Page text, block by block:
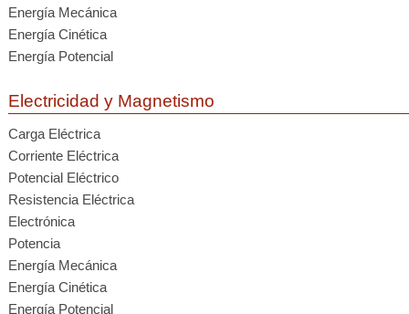
Energía Mecánica
Energía Cinética
Energía Potencial
Electricidad y Magnetismo
Carga Eléctrica
Corriente Eléctrica
Potencial Eléctrico
Resistencia Eléctrica
Electrónica
Potencia
Energía Mecánica
Energía Cinética
Energía Potencial